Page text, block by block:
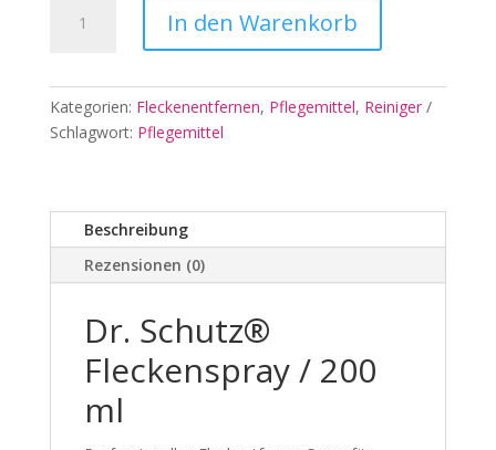
Schutz®
ml)
Menge
In den Warenkorb
Kategorien: Fleckenentfernen, Pflegemittel, Reiniger
Schlagwort: Pflegemittel
Beschreibung
Rezensionen (0)
Dr. Schutz®
Fleckenspray / 200
ml